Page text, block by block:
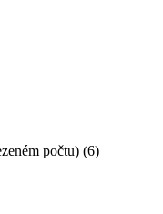
počtu) (6)